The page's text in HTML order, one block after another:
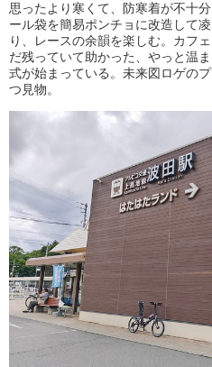
思ったより寒くて、防寒着が不十
ール袋を簡易ポンチョに改造して
り、レースの余韻を楽しむ。カフ
だ残っていて助かった、やっと温
式が始まっている。未来図ロゲの
つ見物。